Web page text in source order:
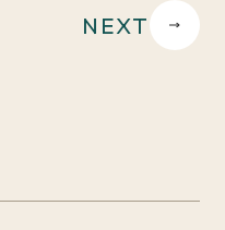
NEXT